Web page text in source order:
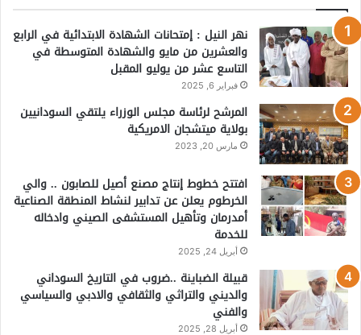
نهر النيل : إمتحانات الشهادة الابتدائية في الرابع
والعشرين من مايو والشهادة المتوسطة في
التاسع عشر من يوليو المقبل
فبراير 6, 2025
المرشح لرئاسة مجلس الوزراء يلتقي السودانيين
بولاية ميتشجان الامريكية
مارس 20, 2023
افتتح خطوط إنتاج مصنع أصيل للصابون .. والي
الخرطوم يعلن عن تدابير لنشاط المنطقة الصناعية
أمدرمان وتأهيل المستشفى الصيني وادخاله
للخدمة
أبريل 24, 2025
قبيلة الضباينة ..ضروب في التاريخ السوداني
والديني والتراثي والثقافي والادبي والسياسي
والفني
أبريل 28, 2025